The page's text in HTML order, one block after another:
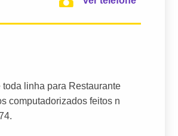
linha para Restaurante
computadorizados feitos n